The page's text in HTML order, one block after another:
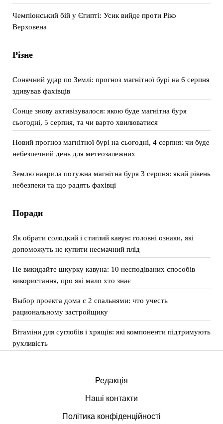
Чемпіонський бій у Єгипті: Усик вийде проти Ріко
Верховена
Різне
Сонячний удар по Землі: прогноз магнітної бурі на 6 серпня
здивував фахівців
Сонце знову активізувалося: якою буде магнітна буря
сьогодні, 5 серпня, та чи варто хвилюватися
Новий прогноз магнітної бурі на сьогодні, 4 серпня: чи буде
небезпечний день для метеозалежних
Землю накрила потужна магнітна буря 3 серпня: який рівень
небезпеки та що радять фахівці
Поради
Як обрати солодкий і стиглий кавун: головні ознаки, які
допоможуть не купити несмачний плід
Не викидайте шкурку кавуна: 10 несподіваних способів
використання, про які мало хто знає
Выбор проекта дома с 2 спальнями: что учесть
рациональному застройщику
Вітаміни для суглобів і хрящів: які компоненти підтримують
рухливість
Редакція
Наші контакти
Політика конфіденційності